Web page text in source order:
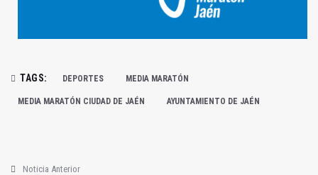
TAGS: DEPORTES MEDIA MARATÓN
MEDIA MARATÓN CIUDAD DE JAÉN AYUNTAMIENTO DE JAÉN
Noticia Anterior